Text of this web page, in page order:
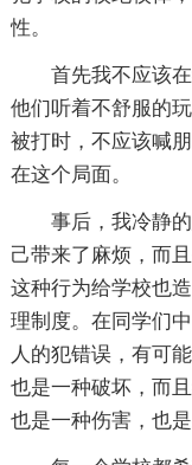
性。
首先我不应该
他们听着不舒服的
被打时，不应该喊
在这个局面。
事后，我冷静
己带来了麻烦，而
这种行为给学校也
理制度。在同学们
人的犯错误，有可
也是一种破坏，而
也是一种伤害，也